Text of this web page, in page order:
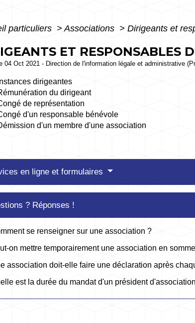
particuliers > Associations > Dirigeants et
ET RESPONSABLES
04 Oct 2021 - Direction de l'information légale et administrative
Instances dirigeantes
du dirigeant
de représentation
d'un responsable bénévole
d'un membre d'une association
en ligne et formulaires
? Réponses !
se renseigner sur une association ?
on mettre temporairement une association en
association doit-elle faire une déclaration après
est la durée du mandat d'un président